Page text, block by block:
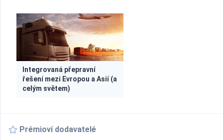
Integrovaná přepravní
řešení mezi Evropou a Asií (a
celým světem)
Prémioví dodavatelé